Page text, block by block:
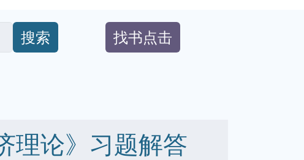
搜索 找书点击
理论》习题解答